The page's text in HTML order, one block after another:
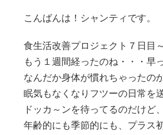
こんばんは！シャンティです。
食生活改善プロジェクト７日目
もう１週間経ったのね・・・早
なんだか身体が慣れちゃったの
眠気もなくなりフツーの日常を
ドッカ～ンを待ってるのだけど
年齢的にも季節的にも、プラス